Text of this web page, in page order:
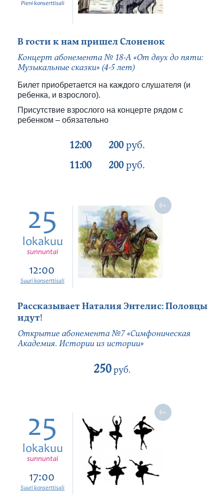
Pieni konserttisali
В гости к нам пришел Слоненок
Концерт абонемента № 18-А «От двух до пяти:
Музыкальные сказки» (4-5 лет)
Билет приобретается на каждого слушателя (и
ребенка, и взрослого).
Присутствие взрослого на концерте рядом с
ребенком – обязательно
12:00 200руб.
11:00
200руб.
25
lokakuu
sunnuntai
12:00
Suuri konserttisali
Рассказывает Наталия Энтелис: Половцы
идут!
Открытие абонемента №7 «Симфоническая
Академия. Истории из истории»
250руб.
25
lokakuu
sunnuntai
17:00
Suuri konserttisali